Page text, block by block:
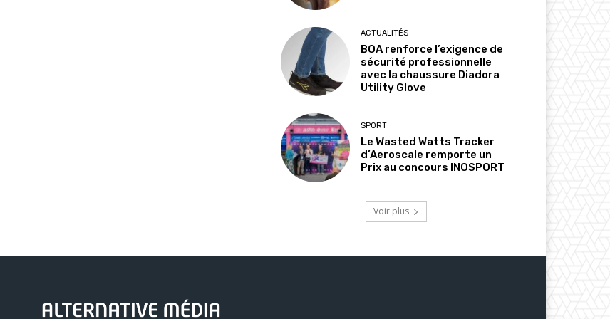
ACTUALITÉS
BOA renforce l’exigence de
sécurité professionnelle
avec la chaussure Diadora
Utility Glove
SPORT
Le Wasted Watts Tracker
d’Aeroscale remporte un
Prix au concours INOSPORT
Voir plus